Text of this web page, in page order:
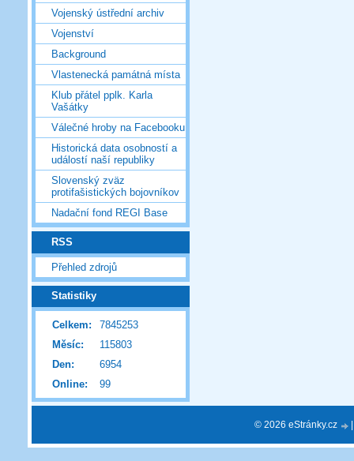
Vojenský ústřední archiv
Vojenství
Background
Vlastenecká památná místa
Klub přátel pplk. Karla
Vašátky
Válečné hroby na Facebooku
Historická data osobností a
událostí naší republiky
Slovenský zväz
protifašistických bojovníkov
Nadační fond REGI Base
RSS
Přehled zdrojů
Statistiky
Online: 99
Celkem:
7845253
Měsíc:
115803
Den:
6954
© 2026 eStránky.cz